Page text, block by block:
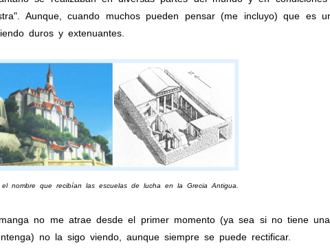
Aunque, cuando muchos pueden pensar (me incluyo) que es
duros y extenuantes.
el nombre que recibían las escuelas de lucha en la Grecia Antigua.
no me atrae desde el primer momento (ya sea si no tiene
no la sigo viendo, aunque siempre se puede rectificar.